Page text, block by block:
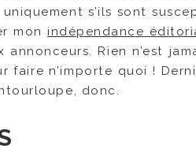
s’ils sont
mon indépendance
Rien n’est
faire n’importe quoi !
donc.